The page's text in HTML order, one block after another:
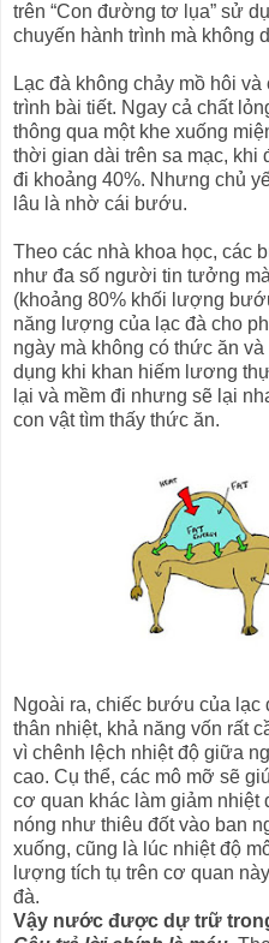
trên “Con đường tơ lụa” sử
chuyến hành trình mà không
Lạc đà không chảy mồ hôi
trình bài tiết. Ngay cả chất
thông qua một khe xuống
thời gian dài trên sa mạc, khi
đi khoảng 40%. Nhưng chủ
lâu là nhờ cái bướu.
Theo các nhà khoa học, các
như đa số người tin tưởng
(khoảng 80% khối lượng
năng lượng của lạc đà cho
ngày mà không có thức ăn
dụng khi khan hiếm lương
lại và mềm đi nhưng sẽ lại
con vật tìm thấy thức ăn.
Ngoài ra, chiếc bướu của lạc
thân nhiệt, khả năng vốn rất
vì chênh lệch nhiệt độ giữa
cao. Cụ thể, các mô mỡ sẽ
cơ quan khác làm giảm nhiệt
nóng như thiêu đốt vào ban
xuống, cũng là lúc nhiệt độ
lượng tích tụ trên cơ quan
đà.
Vậy nước được dự trữ